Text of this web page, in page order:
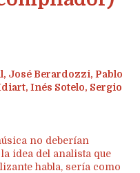
José Berardozzi, Pablo
Inés Sotelo, Sergio
no deberían
idea del analista que
habla, sería como